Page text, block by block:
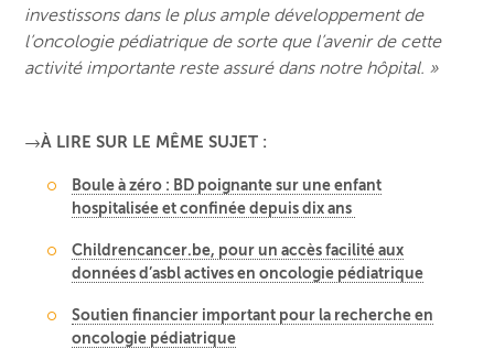
investissons dans le plus ample développement de
l’oncologie pédiatrique de sorte que l’avenir de cette
activité importante reste assuré dans notre hôpital. »
→À LIRE SUR LE MÊME SUJET :
Boule à zéro : BD poignante sur une enfant
hospitalisée et confinée depuis dix ans
Childrencancer.be, pour un accès facilité aux
données d’asbl actives en oncologie pédiatrique
Soutien financier important pour la recherche en
oncologie pédiatrique